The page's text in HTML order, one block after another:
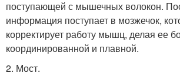
поступающей с мышечных волокон.
информация поступает в мозжечок,
корректирует работу мышц, делая ее
координированной и плавной.
2. Мост.